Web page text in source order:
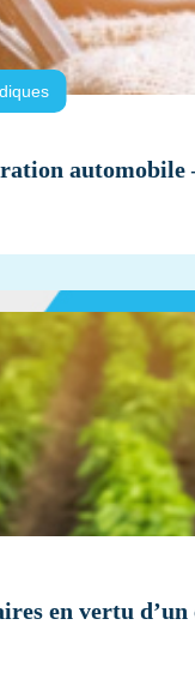
automobile
en vertu